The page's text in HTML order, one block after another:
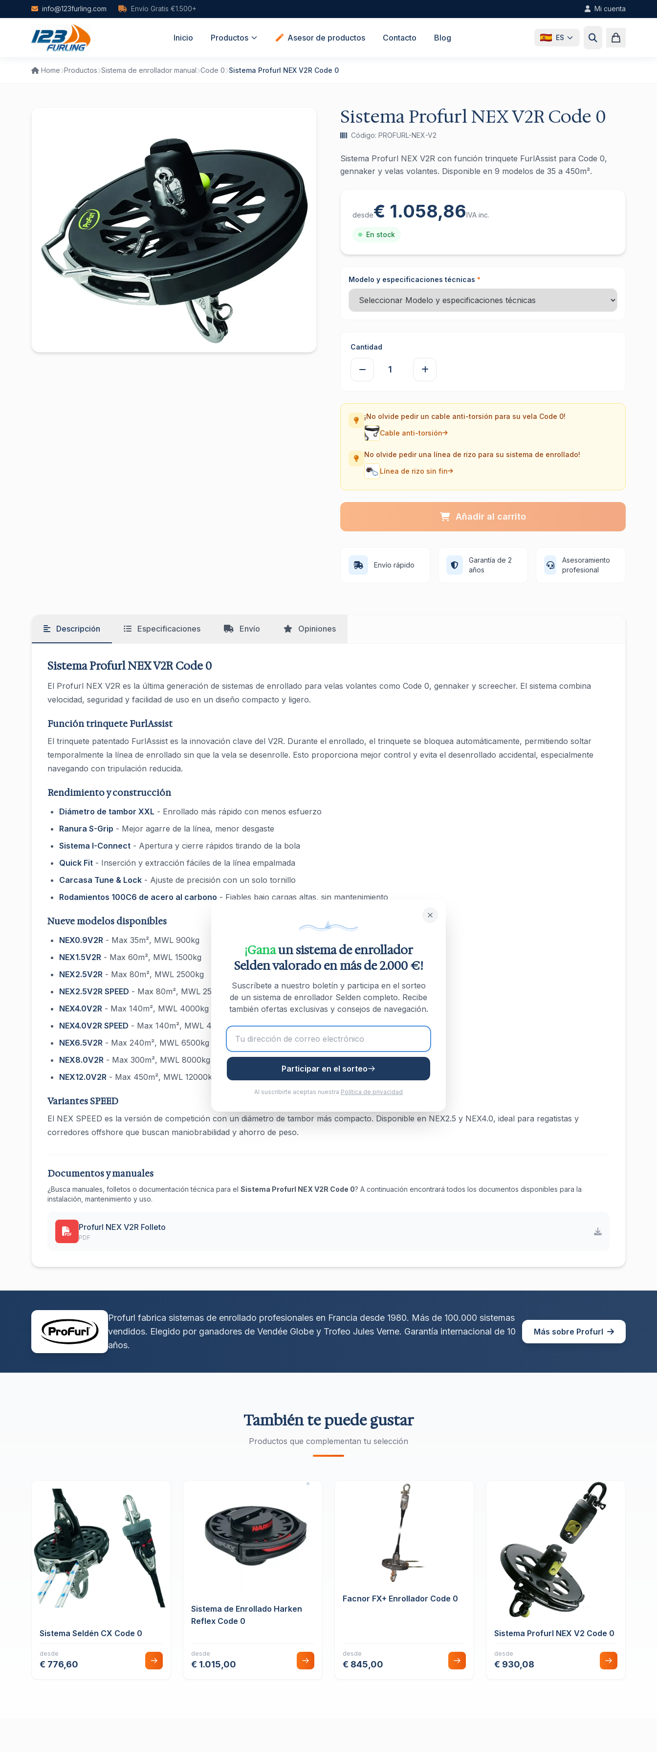
Skip to main content
info@123furling.com Envío Gratis €1.500+ Mi cuenta
Inicio Productos Asesor de productos Contacto Blog ES
Home Productos Sistema de enrollador manual Code 0 Sistema Profurl NEX V2R Code 0
Sistema Profurl NEX V2R Code 0
Código: PROFURL-NEX-V2
Sistema Profurl NEX V2R con función trinquete FurlAssist para Code 0,
gennaker y velas volantes. Disponible en 9 modelos de 35 a 450m².
desde€ 1.058,86IVA inc.
En stock
Modelo y especificaciones técnicas *
Cantidad
¡No olvide pedir un cable anti-torsión para su vela Code 0!
Cable anti-torsión
No olvide pedir una línea de rizo para su sistema de enrollado!
Línea de rizo sin fin
Añadir al carrito
Envío rápido
Garantía de 2
años
Asesoramiento
profesional
Descripción Especificaciones Envío Opiniones
Sistema Profurl NEX V2R Code 0
El Profurl NEX V2R es la última generación de sistemas de enrollado para velas volantes como Code 0, gennaker y screecher. El sistema combina
velocidad, seguridad y facilidad de uso en un diseño compacto y ligero.
Función trinquete FurlAssist
El trinquete patentado FurlAssist es la innovación clave del V2R. Durante el enrollado, el trinquete se bloquea automáticamente, permitiendo soltar
temporalmente la línea de enrollado sin que la vela se desenrolle. Esto proporciona mejor control y evita el desenrollado accidental, especialmente
navegando con tripulación reducida.
Rendimiento y construcción
Diámetro de tambor XXL - Enrollado más rápido con menos esfuerzo
Ranura S-Grip - Mejor agarre de la línea, menor desgaste
Sistema I-Connect - Apertura y cierre rápidos tirando de la bola
Quick Fit - Inserción y extracción fáciles de la línea empalmada
Carcasa Tune & Lock - Ajuste de precisión con un solo tornillo
Rodamientos 100C6 de acero al carbono - Fiables bajo cargas altas, sin mantenimiento
Nueve modelos disponibles
NEX0.9V2R - Max 35m², MWL 900kg
NEX1.5V2R - Max 60m², MWL 1500kg
NEX2.5V2R - Max 80m², MWL 2500kg
NEX2.5V2R SPEED - Max 80m², MWL 2500kg (tambor compacto)
NEX4.0V2R - Max 140m², MWL 4000kg
NEX4.0V2R SPEED - Max 140m², MWL 4000kg (tambor compacto)
NEX6.5V2R - Max 240m², MWL 6500kg
NEX8.0V2R - Max 300m², MWL 8000kg
NEX12.0V2R - Max 450m², MWL 12000kg
Variantes SPEED
El NEX SPEED es la versión de competición con un diámetro de tambor más compacto. Disponible en NEX2.5 y NEX4.0, ideal para regatistas y
corredores offshore que buscan maniobrabilidad y ahorro de peso.
Documentos y manuales
¿Busca manuales, folletos o documentación técnica para el Sistema Profurl NEX V2R Code 0? A continuación encontrará todos los documentos disponibles para la
instalación, mantenimiento y uso.
Profurl NEX V2R Folleto
PDF
Profurl fabrica sistemas de enrollado profesionales en Francia desde 1980. Más de 100.000 sistemas
vendidos. Elegido por ganadores de Vendée Globe y Trofeo Jules Verne. Garantía internacional de 10
años.
Más sobre Profurl
También te puede gustar
Productos que complementan tu selección
Sistema Seldén CX Code 0
desde
€ 776,60
Sistema de Enrollado Harken
Reflex Code 0
desde
€ 1.015,00
Facnor FX+ Enrollador Code 0
desde
€ 845,00
Sistema Profurl NEX V2 Code 0
desde
€ 930,08
¡Ganaun sistema de enrollador
Selden valorado en más de 2.000 €!
Suscríbete a nuestro boletín y participa en el sorteo
de un sistema de enrollador Selden completo. Recibe
también ofertas exclusivas y consejos de navegación.
Participar en el sorteo
Al suscribirte aceptas nuestra Política de privacidad